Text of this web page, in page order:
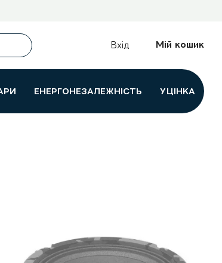
Вхід Мій кошик
ЕНЕРГОНЕЗАЛЕЖНІСТЬ УЦІНКА